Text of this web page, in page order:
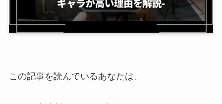
この記事を読んでいるあなたは、